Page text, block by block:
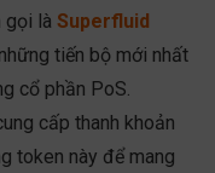
gọi là Superfluid
tiến bộ mới nhất
cổ phần PoS.
cấp thanh khoản
token này để mang